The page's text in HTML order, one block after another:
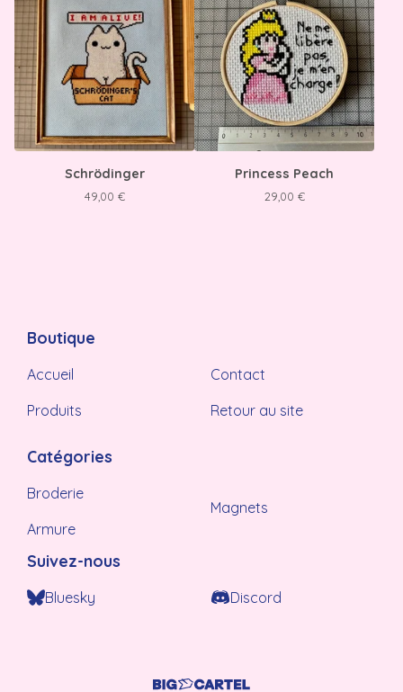
Schrödinger
49,00 €
Princess Peach
29,00 €
Boutique
Accueil
Produits
Contact
Retour au site
Catégories
Broderie
Armure
Magnets
Suivez-nous
Bluesky Discord